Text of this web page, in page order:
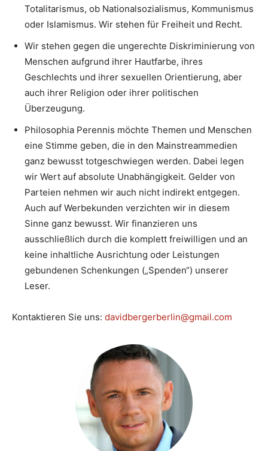
Totalitarismus, ob Nationalsozialismus, Kommunismus
oder Islamismus. Wir stehen für Freiheit und Recht.
Wir stehen gegen die ungerechte Diskriminierung von
Menschen aufgrund ihrer Hautfarbe, ihres
Geschlechts und ihrer sexuellen Orientierung, aber
auch ihrer Religion oder ihrer politischen
Überzeugung.
Philosophia Perennis möchte Themen und Menschen
eine Stimme geben, die in den Mainstreammedien
ganz bewusst totgeschwiegen werden. Dabei legen
wir Wert auf absolute Unabhängigkeit. Gelder von
Parteien nehmen wir auch nicht indirekt entgegen.
Auch auf Werbekunden verzichten wir in diesem
Sinne ganz bewusst. Wir finanzieren uns
ausschließlich durch die komplett freiwilligen und an
keine inhaltliche Ausrichtung oder Leistungen
gebundenen Schenkungen („Spenden“) unserer
Leser.
Kontaktieren Sie uns: davidbergerberlin@gmail.com